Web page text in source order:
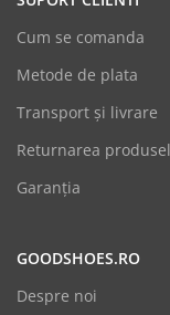
Cum se comanda
Metode de plata
Transport și livrare
Returnarea
Garanția
GOODSHOES.RO
Despre noi